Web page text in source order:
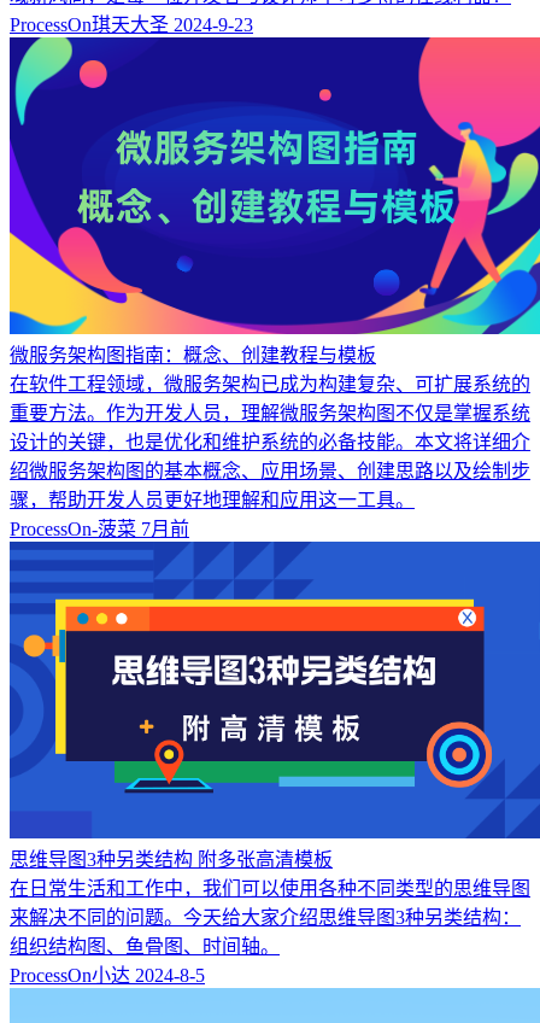
ProcessOn琪天大圣 2024-9-23
微服务架构图指南：概念、创建教程与模板
在软件工程领域，微服务架构已成为构建复杂、可扩展系统的
重要方法。作为开发人员，理解微服务架构图不仅是掌握系统
设计的关键，也是优化和维护系统的必备技能。本文将详细介
绍微服务架构图的基本概念、应用场景、创建思路以及绘制步
骤，帮助开发人员更好地理解和应用这一工具。
ProcessOn-菠菜 7月前
思维导图3种另类结构 附多张高清模板
在日常生活和工作中，我们可以使用各种不同类型的思维导图
来解决不同的问题。今天给大家介绍思维导图3种另类结构：
组织结构图、鱼骨图、时间轴。
ProcessOn小达 2024-8-5